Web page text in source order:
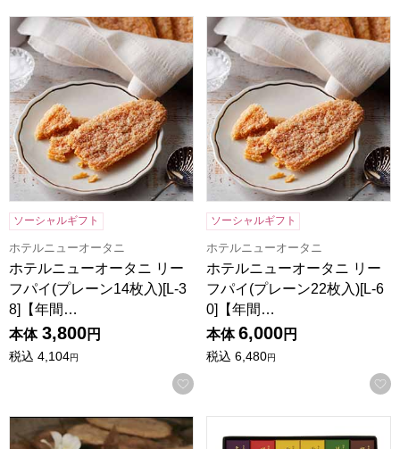
ホテルニューオータニ リーフパイ(プレーン14枚入)[L-38]【
ソーシャルギフト
ホテルニューオータニ
ホテルニューオータニ リー
フパイ(プレーン14枚入)[L-3
8]【年間…
本体 3,800円
税込 4,104円
お気に入りに登録する
ホテルニューオータニ リー
ソーシャルギフト
ホテルニューオータニ
ホテルニューオータニ リー
フパイ(プレーン22枚入)[L-6
0]【年間…
本体 6,000円
税込 6,480円
ホテルニューオータニ スーパーリーフパイ(9枚入)[SL-46]【